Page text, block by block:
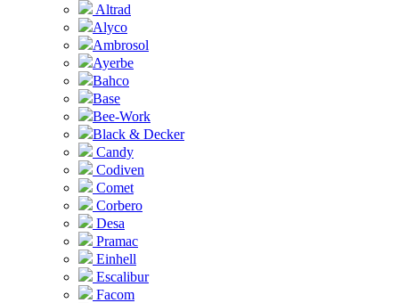
Altrad
Alyco
Ambrosol
Ayerbe
Bahco
Base
Bee-Work
Black & Decker
Candy
Codiven
Comet
Corbero
Desa
Pramac
Einhell
Escalibur
Facom